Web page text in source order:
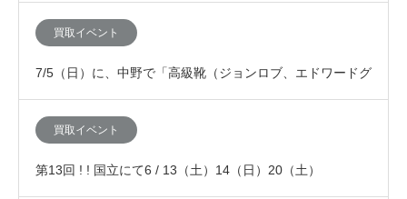
日間、「査定額が10%アッ…
買取イベント
7/5（日）に、中野で「高級靴（ジョンロブ、エドワードグ
リーン、JMウエストン、オールデン等）の査定…
買取イベント
第13回 ! ! 国立にて6 / 13（土）14（日）20（土）